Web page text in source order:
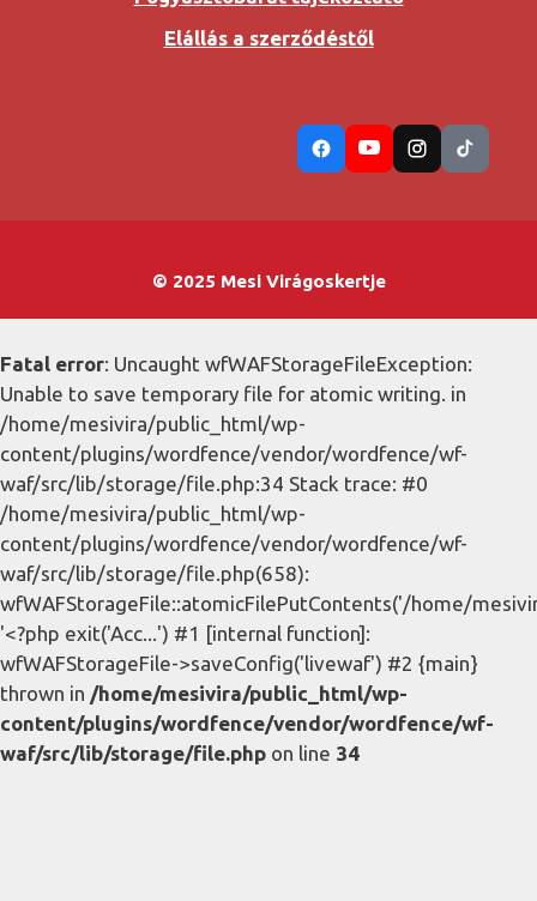
Elállás a szerződéstől
© 2025 Mesi Virágoskertje
Fatal error: Uncaught wfWAFStorageFileException:
Unable to save temporary file for atomic writing. in
/home/mesivira/public_html/wp-
content/plugins/wordfence/vendor/wordfence/wf-
waf/src/lib/storage/file.php:34 Stack trace: #0
/home/mesivira/public_html/wp-
content/plugins/wordfence/vendor/wordfence/wf-
waf/src/lib/storage/file.php(658):
wfWAFStorageFile::atomicFilePutContents('/home/
'<?php exit('Acc...') #1 [internal function]:
wfWAFStorageFile->saveConfig('livewaf') #2 {main}
thrown in /home/mesivira/public_html/wp-
content/plugins/wordfence/vendor/wordfence/wf-
waf/src/lib/storage/file.php on line 34